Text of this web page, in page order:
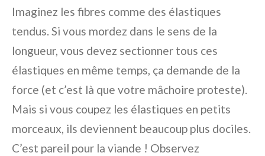
Imaginez les fibres comme des élastiques
tendus. Si vous mordez dans le sens de la
longueur, vous devez sectionner tous ces
élastiques en même temps, ça demande de la
force (et c’est là que votre mâchoire proteste).
Mais si vous coupez les élastiques en petits
morceaux, ils deviennent beaucoup plus dociles.
C’est pareil pour la viande ! Observez